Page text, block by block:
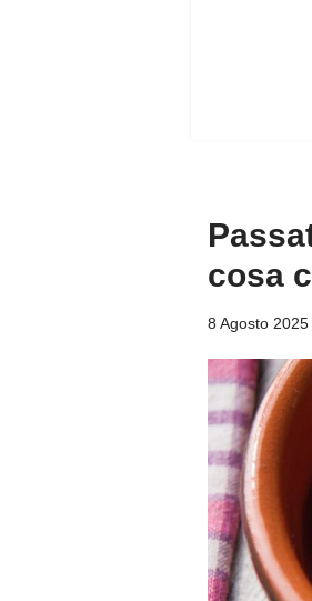
cosa
8 Agosto 2025